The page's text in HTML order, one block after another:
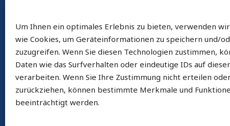
Um Ihnen ein optimales Erlebnis zu bieten, verwenden
wie Cookies, um Geräteinformationen zu speichern und/
zuzugreifen. Wenn Sie diesen Technologien zustimmen,
Daten wie das Surfverhalten oder eindeutige IDs auf
verarbeiten. Wenn Sie Ihre Zustimmung nicht erteilen
zurückziehen, können bestimmte Merkmale und
beeinträchtigt werden.